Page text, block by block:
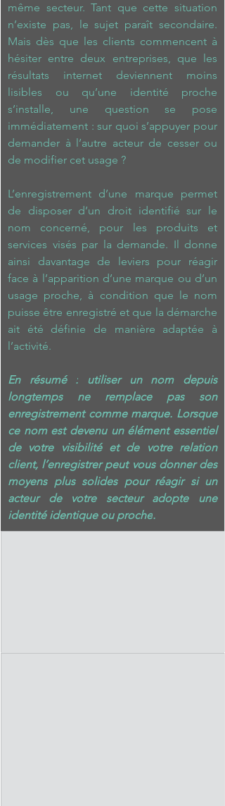
même secteur. Tant que cette situation
n’existe pas, le sujet paraît secondaire.
Mais dès que les clients commencent à
hésiter entre deux entreprises, que les
résultats internet deviennent moins
lisibles ou qu’une identité proche
s’installe, une question se pose
immédiatement : sur quoi s’appuyer pour
demander à l’autre acteur de cesser ou
de modifier cet usage ?
L’enregistrement d’une marque permet
de disposer d’un droit identifié sur le
nom concerné, pour les produits et
services visés par la demande. Il donne
ainsi davantage de leviers pour réagir
face à l’apparition d’une marque ou d’un
usage proche, à condition que le nom
puisse être enregistré et que la démarche
ait été définie de manière adaptée à
l’activité.
En résumé :
utiliser un nom depuis
longtemps ne remplace pas son
enregistrement comme marque. Lorsque
ce nom est devenu un élément essentiel
de votre visibilité et de votre relation
client, l’enregistrer peut vous donner des
moyens plus solides pour réagir si un
acteur de votre secteur adopte une
identité identique ou proche.